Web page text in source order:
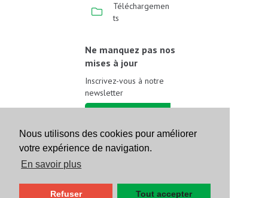
Nous utilisons des cookies pour améliorer
votre expérience de navigation.
En savoir plus
Refuser Tout accepter
Téléchargemen
ts
Ne manquez pas nos
mises à jour
Inscrivez-vous à notre
newsletter
Suivez-nous sur les